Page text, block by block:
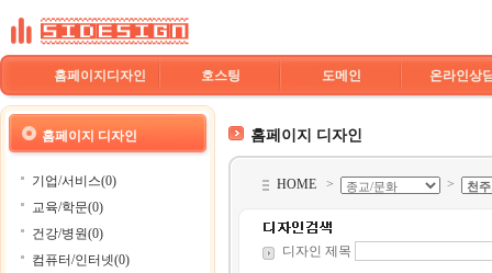
홈페이지디자인 호스팅 도메인 온라인상
홈페이지 디자인
기업/서비스(0)
교육/학문(0)
건강/병원(0)
컴퓨터/인터넷(0)
홈페이지 디자인
HOME > >
디자인 제목